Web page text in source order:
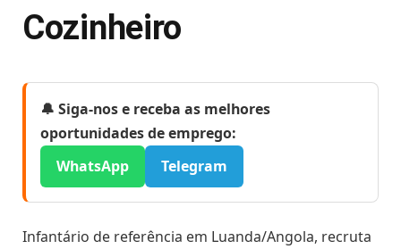
Cozinheiro
🔔 Siga-nos e receba as melhores
oportunidades de emprego:
WhatsApp
Telegram
Infantário de referência em Luanda/Angola, recruta